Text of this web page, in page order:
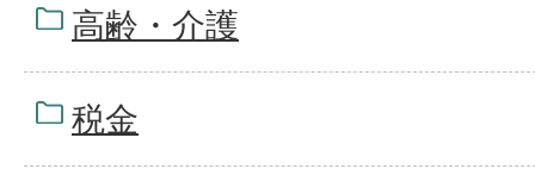
高齢・介護
税金